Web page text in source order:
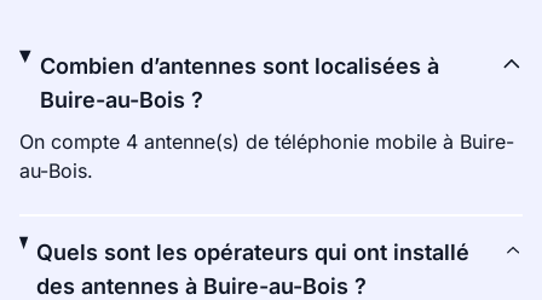
Combien d’antennes sont localisées à
Buire-au-Bois ?
On compte 4 antenne(s) de téléphonie mobile à Buire-
au-Bois.
Quels sont les opérateurs qui ont installé
des antennes à Buire-au-Bois ?